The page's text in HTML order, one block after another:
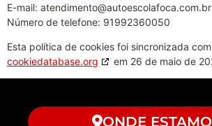
E-mail: atendimento@autoescolafoca.com.br
Número de telefone: 91992360050
Esta política de cookies foi sincronizada
cookiedatabase.org
em 26 de maio de
ONDE